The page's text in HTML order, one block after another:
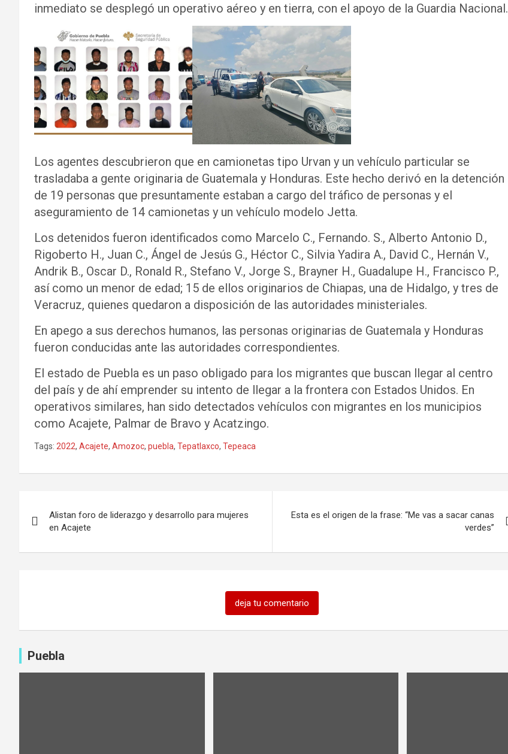
inmediato se desplegó un operativo aéreo y en tierra, con el apoyo de la Guardia Nacional.
Los agentes descubrieron que en camionetas tipo Urvan y un vehículo particular se
trasladaba a gente originaria de Guatemala y Honduras. Este hecho derivó en la detención
de 19 personas que presuntamente estaban a cargo del tráfico de personas y el
aseguramiento de 14 camionetas y un vehículo modelo Jetta.
Los detenidos fueron identificados como Marcelo C., Fernando. S., Alberto Antonio D.,
Rigoberto H., Juan C., Ángel de Jesús G., Héctor C., Silvia Yadira A., David C., Hernán V.,
Andrik B., Oscar D., Ronald R., Stefano V., Jorge S., Brayner H., Guadalupe H., Francisco P.,
así como un menor de edad; 15 de ellos originarios de Chiapas, una de Hidalgo, y tres de
Veracruz, quienes quedaron a disposición de las autoridades ministeriales.
En apego a sus derechos humanos, las personas originarias de Guatemala y Honduras
fueron conducidas ante las autoridades correspondientes.
El estado de Puebla es un paso obligado para los migrantes que buscan llegar al centro
del país y de ahí emprender su intento de llegar a la frontera con Estados Unidos. En
operativos similares, han sido detectados vehículos con migrantes en los municipios
como Acajete, Palmar de Bravo y Acatzingo.
Tags: 2022, Acajete, Amozoc, puebla, Tepatlaxco, Tepeaca
de
entradas
Alistan foro de liderazgo y desarrollo para mujeres
en Acajete
Esta es el origen de la frase: “Me vas a sacar canas
verdes”
deja tu comentario
Puebla